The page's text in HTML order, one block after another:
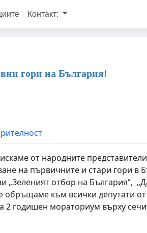
Контакт:
гори на България!
от народните
на първичните и стари гори в
„Зеленият отбор на България“,
обръщаме към всички депутати
2 годишен мораториум върху